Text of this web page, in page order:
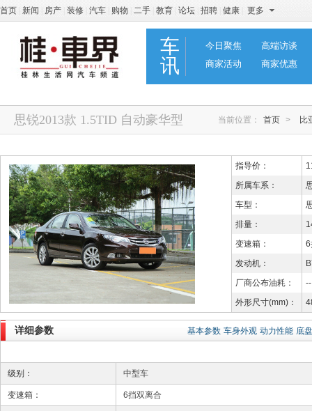
首页 新闻 房产 装修 汽车 购物 二手 教育 论坛 招聘 健康 更多
车
讯
今日聚焦
高端访谈
商家活动
商家优惠
思锐2013款 1.5TID 自动豪华型 当前位置： 首页 > 比
指导价：
所属车系：
车型：
排量：
变速箱：
6
发动机：
厂商公布油耗：
--
外形尺寸(mm)：
基本参数 车身外观 动力性能 底
详细参数
级别： 中型车
变速箱： 6挡双离合